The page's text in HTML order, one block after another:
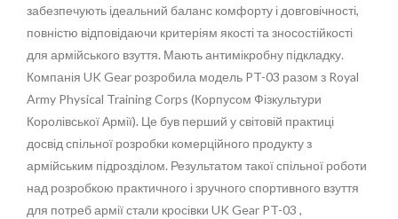
забезпечують ідеальний баланс комфорту і довговічності,
повністю відповідаючи критеріям якості та зносостійкості
для армійського взуття. Мають антимікробну підкладку.
Компанія UK Gear розробила модель PT-03 разом з Royal
Army Physical Training Corps (Корпусом Фізкультури
Королівської Армії). Це був перший у світовій практиці
досвід спільної розробки комерційного продукту з
армійським підрозділом. Результатом такої спільної роботи
над розробкою практичного і зручного спортивного взуття
для потреб армії стали кросівки UK Gear PT-03 ,